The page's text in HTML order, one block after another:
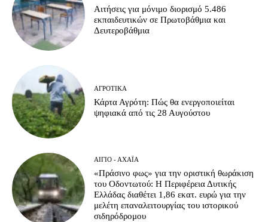
Αιτήσεις για μόνιμο διορισμό 5.486
εκπαιδευτικών σε Πρωτοβάθμια και
Δευτεροβάθμια
ΑΓΡΟΤΙΚΆ
Κάρτα Αγρότη: Πώς θα ενεργοποιείται
ψηφιακά από τις 28 Αυγούστου
ΑΊΓΙΟ - ΑΧΑΪ́Α
«Πράσινο φως» για την οριστική θωράκιση
του Οδοντωτού: Η Περιφέρεια Δυτικής
Ελλάδας διαθέτει 1,86 εκατ. ευρώ για την
μελέτη επαναλειτουργίας του ιστορικού
σιδηρόδρομου